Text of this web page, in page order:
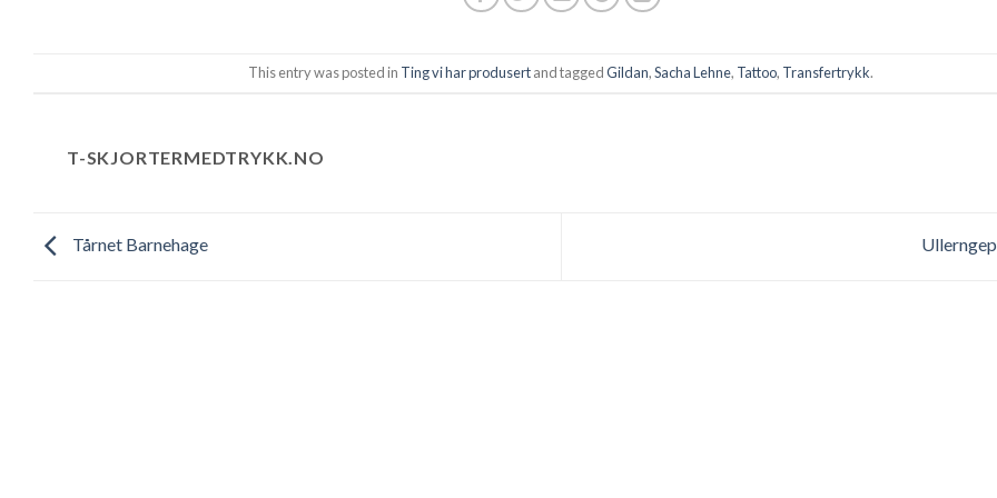
This entry was posted in Ting vi har produsertand taggedGildan,Sacha Lehne, Tattoo, Transfertrykk.
T-SKJORTERMEDTRYKK.NO
Tårnet Barnehage